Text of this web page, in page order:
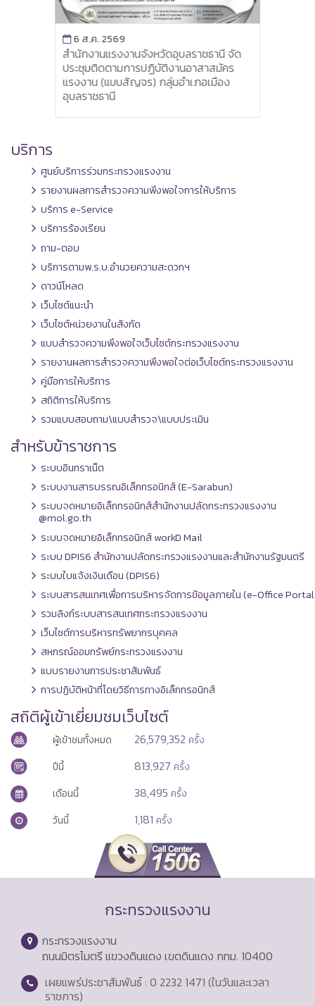
6 ส.ค. 2569
สำนักงานแรงงานจังหวัดอุบลราชธานี จัด
ประชุมติดตามการปฏิบัติงานอาสาสมัคร
แรงงาน (แบบสัญจร) กลุ่มอำเภอเมือง
อุบลราชธานี
บริการ
ศูนย์บริการร่วมกระทรวงแรงงาน
รายงานผลการสำรวจความพึงพอใจการให้บริการ
บริการ e-Service
บริการร้องเรียน
ถาม-ตอบ
บริการตามพ.ร.บ.อำนวยความสะดวกฯ
ดาวน์โหลด
เว็บไซต์แนะนำ
เว็บไซต์หน่วยงานในสังกัด
แบบสำรวจความพึงพอใจเว็บไซต์กระทรวงแรงงาน
รายงานผลการสำรวจความพึงพอใจต่อเว็บไซต์กระทรวงแรงงาน
คู่มือการให้บริการ
สถิติการให้บริการ
รวมแบบสอบถาม\แบบสำรวจ\แบบประเมิน
สำหรับข้าราชการ
ระบบอินทราเน็ต
ระบบงานสารบรรณอิเล็กทรอนิกส์ (E-Sarabun)
ระบบจดหมายอิเล็กทรอนิกส์สำนักงานปลัดกระทรวงแรงงาน
@mol.go.th
ระบบจดหมายอิเล็กทรอนิกส์ workD Mail
ระบบ DPIS6 สำนักงานปลัดกระทรวงแรงงานและสำนักงานรัฐมนตรี
ระบบใบแจ้งเงินเดือน (DPIS6)
ระบบสารสนเทศเพื่อการบริหารจัดการข้อมูลภายใน (e-Office
รวมลิงก์ระบบสารสนเทศกระทรวงแรงงาน
เว็บไซต์การบริหารทรัพยากรบุคคล
สหกรณ์ออมทรัพย์กระทรวงแรงงาน
แบบรายงานการประชาสัมพันธ์
การปฏิบัติหน้าที่โดยวิธีการทางอิเล็กทรอนิกส์
สถิติผู้เข้าเยี่ยมชมเว็บไซต์
ผู้เข้าชมทั้งหมด 26,579,352 ครั้ง
ปีนี้
813,927 ครั้ง
เดือนนี้
38,495 ครั้ง
วันนี้
1,181 ครั้ง
กระทรวงแรงงาน
กระทรวงแรงงาน
ถนนมิตรไมตรี แขวงดินแดง เขตดินแดง กทม. 10400
เผยแพร่ประชาสัมพันธ์ : 0 2232 1471 (ในวันและเวลา
ราชการ)